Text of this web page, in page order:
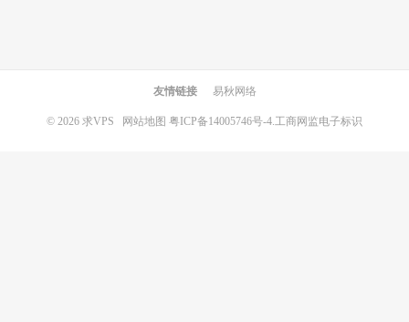
友情链接 易秋网络
© 2026 求VPS 网站地图 粤ICP备14005746号-4.工商网监电子标识